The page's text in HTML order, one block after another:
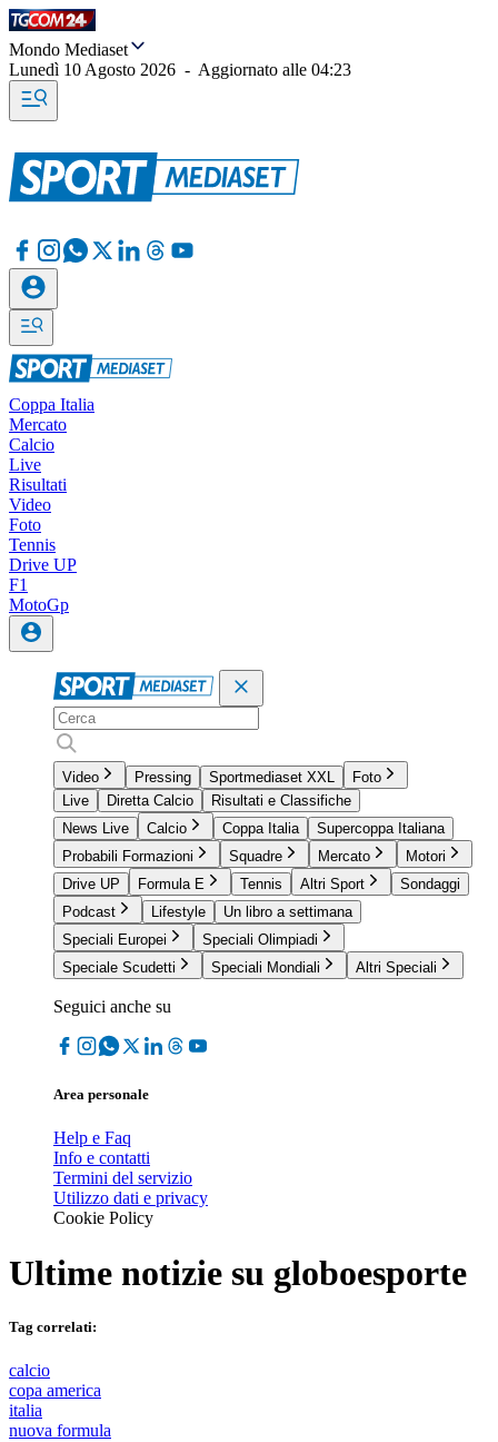
Mondo Mediaset
Lunedì 10 Agosto 2026 - Aggiornato alle 04:23
Coppa Italia
Mercato
Calcio
Live
Risultati
Video
Foto
Tennis
Drive UP
F1
MotoGp
Video Pressing Sportmediaset XXL
Foto
Live
Diretta Calcio
Risultati e Classifiche
News Live
Calcio Coppa Italia
Supercoppa Italiana
Probabili Formazioni
Squadre Mercato
Motori
Drive UP
Formula E Tennis Altri Sport
Sondaggi
Podcast
Lifestyle
Un libro a settimana
Speciali Europei
Speciali Olimpiadi
Speciale Scudetti
Speciali Mondiali Altri Speciali
Seguici anche su
Area personale
Help e Faq
Info e contatti
Termini del servizio
Utilizzo dati e privacy
Cookie Policy
Ultime notizie su globoesporte
Tag correlati:
calcio
copa america
italia
nuova formula